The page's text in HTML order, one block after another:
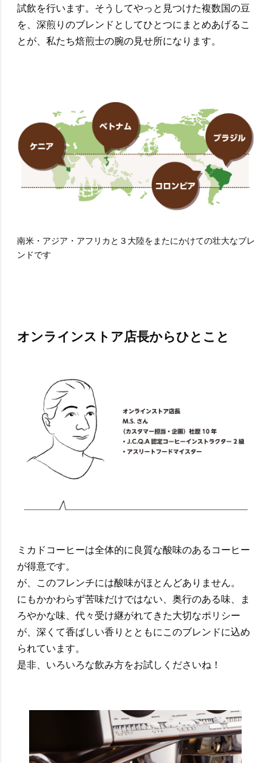
試飲を行います。そうしてやっと見つけた複数国の豆
を、深煎りのブレンドとしてひとつにまとめあげるこ
とが、私たち焙煎士の腕の見せ所になります。
南米・アジア・アフリカと３大陸をまたにかけての壮大なブレ
ンドです
オンラインストア店長からひとこと
ミカドコーヒーは全体的に良質な酸味のあるコーヒー
が得意です。
が、このフレンチには酸味がほとんどありません。
にもかかわらず苦味だけではない、奥行のある味、ま
ろやかな味、代々受け継がれてきた大切なポリシー
が、深くて香ばしい香りとともにこのブレンドに込め
られています。
是非、いろいろな飲み方をお試しくださいね！